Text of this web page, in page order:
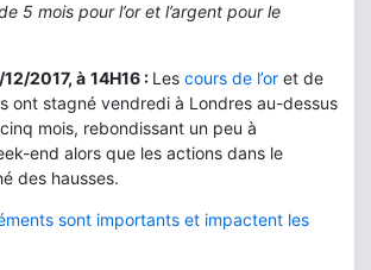
5 mois pour l’or et l’argent pour le
2017, à 14H16 : Les cours de l’or et de
ont stagné vendredi à Londres au-dessus
mois, rebondissant un peu à
end alors que les actions dans le
des hausses.
sont importants et impactent les